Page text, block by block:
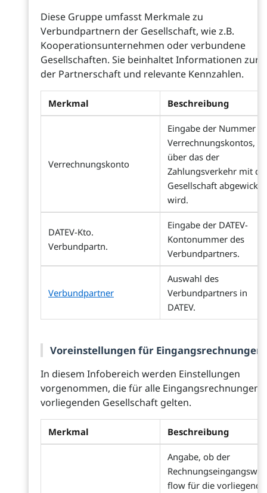
Diese Gruppe umfasst Merkmale zu
Verbundpartnern der Gesellschaft, wie z.B.
Kooperationsunternehmen oder verbundene
Gesellschaften. Sie beinhaltet Informationen zur
der Partnerschaft und relevante Kennzahlen.
Merkmal Beschreibung
Verrechnungskonto
Eingabe der Nummer
Verrechnungskontos,
über das der
Zahlungsverkehr mit
Gesellschaft
wird.
DATEV-Kto.
Verbundpartn.
Eingabe der DATEV-
Kontonummer des
Verbundpartners.
Verbundpartner
Auswahl des
Verbundpartners in
DATEV.
Voreinstellungen für Eingangsrechnungen
In diesem Infobereich werden Einstellungen
vorgenommen, die für alle Eingangsrechnungen
vorliegenden Gesellschaft gelten.
Merkmal Beschreibung
Angabe, ob der
flow für die vorliegende